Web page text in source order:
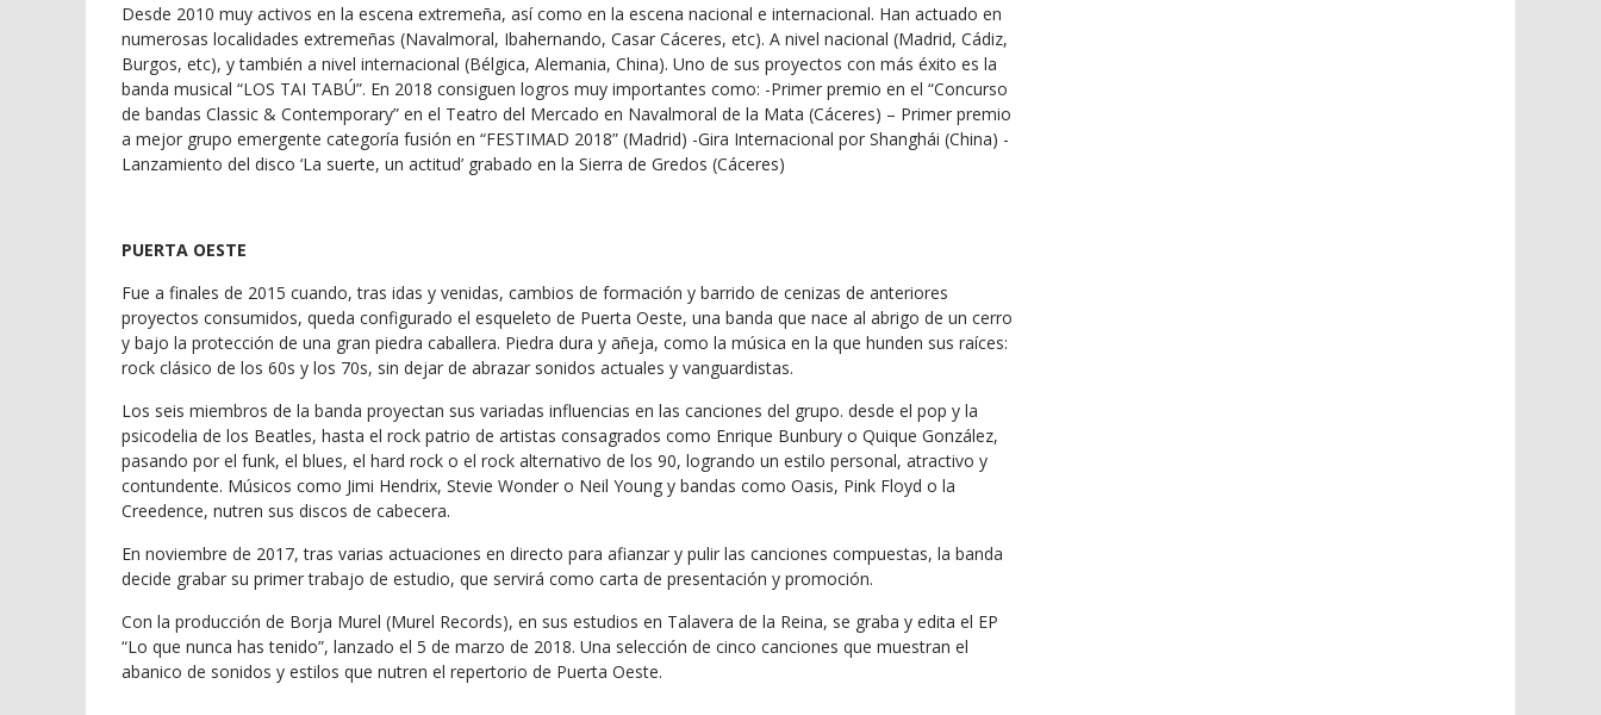
Desde 2010 muy activos en la escena extremeña, así como en la escena nacional e internacional. Han actuado en
numerosas localidades extremeñas (Navalmoral, Ibahernando, Casar Cáceres, etc). A nivel nacional (Madrid, Cádiz,
Burgos, etc), y también a nivel internacional (Bélgica, Alemania, China). Uno de sus proyectos con más éxito es la
banda musical “LOS TAI TABÚ”. En 2018 consiguen logros muy importantes como: -Primer premio en el “Concurso
de bandas Classic & Contemporary” en el Teatro del Mercado en Navalmoral de la Mata (Cáceres) – Primer premio
a mejor grupo emergente categoría fusión en “FESTIMAD 2018” (Madrid) -Gira Internacional por Shanghái (China) -
Lanzamiento del disco ‘La suerte, un actitud’ grabado en la Sierra de Gredos (Cáceres)
PUERTA OESTE
Fue a finales de 2015 cuando, tras idas y venidas, cambios de formación y barrido de cenizas de anteriores
proyectos consumidos, queda configurado el esqueleto de Puerta Oeste, una banda que nace al abrigo de un cerro
y bajo la protección de una gran piedra caballera. Piedra dura y añeja, como la música en la que hunden sus raíces:
rock clásico de los 60s y los 70s, sin dejar de abrazar sonidos actuales y vanguardistas.
Los seis miembros de la banda proyectan sus variadas influencias en las canciones del grupo. desde el pop y la
psicodelia de los Beatles, hasta el rock patrio de artistas consagrados como Enrique Bunbury o Quique González,
pasando por el funk, el blues, el hard rock o el rock alternativo de los 90, logrando un estilo personal, atractivo y
contundente. Músicos como Jimi Hendrix, Stevie Wonder o Neil Young y bandas como Oasis, Pink Floyd o la
Creedence, nutren sus discos de cabecera.
En noviembre de 2017, tras varias actuaciones en directo para afianzar y pulir las canciones compuestas, la banda
decide grabar su primer trabajo de estudio, que servirá como carta de presentación y promoción.
Con la producción de Borja Murel (Murel Records), en sus estudios en Talavera de la Reina, se graba y edita el EP
“Lo que nunca has tenido”, lanzado el 5 de marzo de 2018. Una selección de cinco canciones que muestran el
abanico de sonidos y estilos que nutren el repertorio de Puerta Oeste.